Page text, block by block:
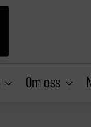
Om oss